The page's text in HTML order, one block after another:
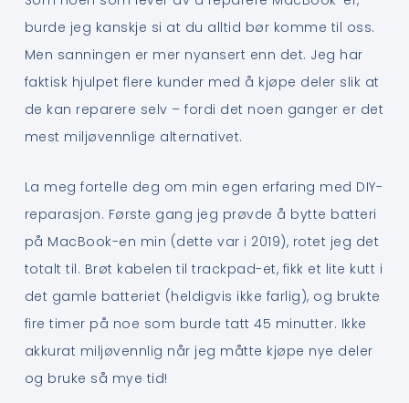
burde jeg kanskje si at du alltid bør komme til oss.
Men sanningen er mer nyansert enn det. Jeg har
faktisk hjulpet flere kunder med å kjøpe deler slik at
de kan reparere selv – fordi det noen ganger er det
mest miljøvennlige alternativet.
La meg fortelle deg om min egen erfaring med DIY-
reparasjon. Første gang jeg prøvde å bytte batteri
på MacBook-en min (dette var i 2019), rotet jeg det
totalt til. Brøt kabelen til trackpad-et, fikk et lite kutt i
det gamle batteriet (heldigvis ikke farlig), og brukte
fire timer på noe som burde tatt 45 minutter. Ikke
akkurat miljøvennlig når jeg måtte kjøpe nye deler
og bruke så mye tid!